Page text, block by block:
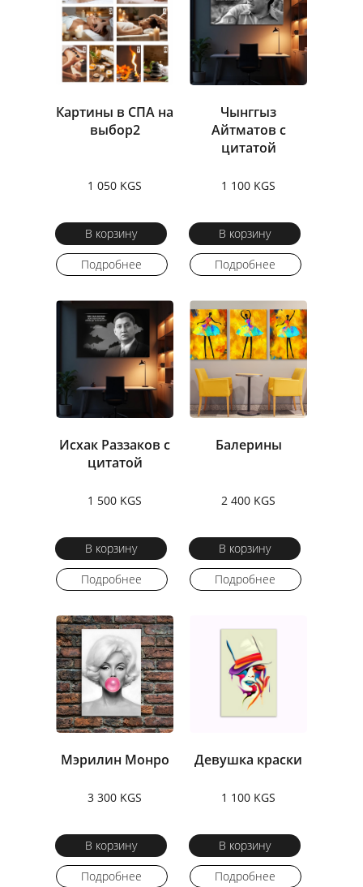
Картины в СПА на
выбор2
1 050 KGS
В корзину
Подробнее
Чынггыз
Айтматов с
цитатой
1 100 KGS
В корзину
Подробнее
Исхак Раззаков с
цитатой
1 500 KGS
В корзину
Подробнее
Балерины
2 400 KGS
В корзину
Подробнее
Мэрилин Монро
3 300 KGS
В корзину
Подробнее
Девушка краски
1 100 KGS
В корзину
Подробнее